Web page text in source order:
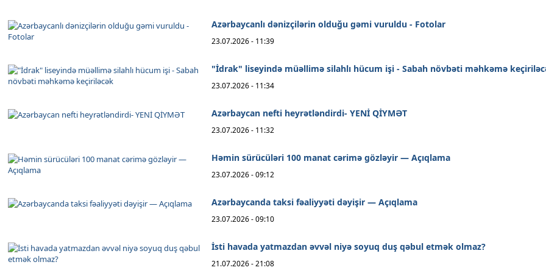
Azərbaycanlı dənizçilərin olduğu gəmi vuruldu - Fotolar
23.07.2026 - 11:39
"İdrak" liseyində müəllimə silahlı hücum işi - Sabah növbəti məhkəmə
23.07.2026 - 11:34
Azərbaycan nefti heyrətləndirdi- YENİ QİYMƏT
23.07.2026 - 11:32
Həmin sürücüləri 100 manat cərimə gözləyir — Açıqlama
23.07.2026 - 09:12
Azərbaycanda taksi fəaliyyəti dəyişir — Açıqlama
23.07.2026 - 09:10
İsti havada yatmazdan əvvəl niyə soyuq duş qəbul etmək olmaz?
21.07.2026 - 21:08